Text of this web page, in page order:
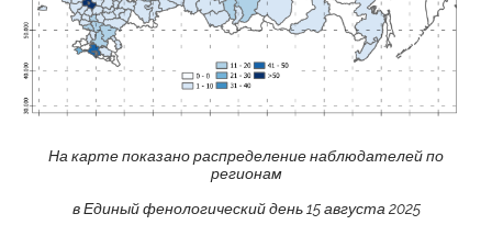
На карте показано распределение наблюдателей по
регионам
в Единый фенологический день 15 августа 2025